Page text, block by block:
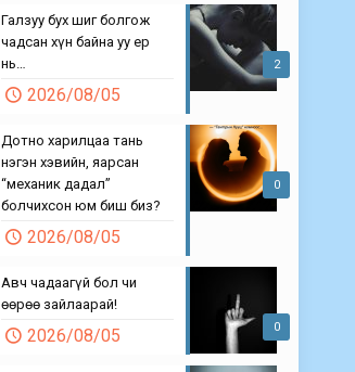
2
Галзуу бух шиг болгож
чадсан хүн байна уу ер
нь…
2026/08/05
0
Дотно харилцаа тань
нэгэн хэвийн, яарсан
“механик дадал”
болчихсон юм биш биз?
2026/08/05
0
Авч чадаагүй бол чи
өөрөө зайлаарай!
2026/08/05